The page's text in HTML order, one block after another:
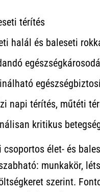
térítés
halál és baleseti
napi térítés, műtéti
kritikus
élet- és
munkakör,
szerint.